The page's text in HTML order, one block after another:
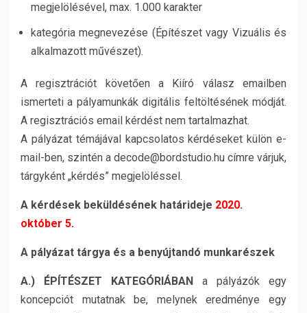
megjelölésével, max. 1.000 karakter
kategória megnevezése (Építészet vagy Vizuális és
alkalmazott művészet).
A regisztrációt követően a Kiíró válasz emailben
ismerteti a pályamunkák digitális feltöltésének módját.
A regisztrációs email kérdést nem tartalmazhat.
A pályázat témájával kapcsolatos kérdéseket külön e-
mail-ben, szintén a decode@bordstudio.hu címre várjuk,
tárgyként „kérdés” megjelöléssel.
A kérdések beküldésének határideje 2020.
október 5.
A pályázat tárgya és a benyújtandó munkarészek
A.) ÉPÍTÉSZET KATEGÓRIÁBAN a pályázók egy
koncepciót mutatnak be, melynek eredménye egy